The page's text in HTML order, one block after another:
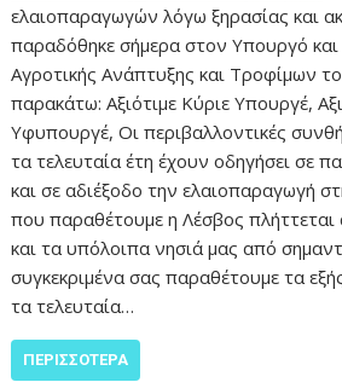
ελαιοπαραγωγών λόγω ξηρασίας και
παραδόθηκε σήμερα στον Υπουργό
Αγροτικής Ανάπτυξης και Τροφίμων
παρακάτω: Αξιότιμε Κύριε Υπουργέ,
Υφυπουργέ, Οι περιβαλλοντικές
τα τελευταία έτη έχουν οδηγήσει σε
και σε αδιέξοδο την ελαιοπαραγωγή
που παραθέτουμε η Λέσβος πλήττεται
και τα υπόλοιπα νησιά μας από
συγκεκριμένα σας παραθέτουμε τα
τα τελευταία…
ΠΕΡΙΣΣΌΤΕΡΑ